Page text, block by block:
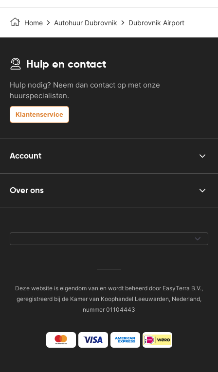
Home Autohuur Dubrovnik Dubrovnik Airport
Hulp en contact
Hulp nodig? Neem dan contact op met onze
huurspecialisten.
Klantenservice
Account
Over ons
Deze website is eigendom van en wordt beheerd door EasyTerra B.V.,
geregistreerd bij de Kamer van Koophandel Leeuwarden, Nederland,
nummer 01104443